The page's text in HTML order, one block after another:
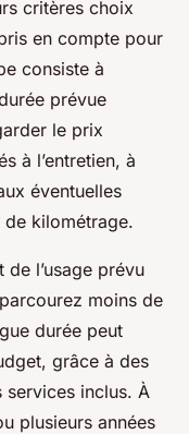
critères choix
en compte pour
consiste à
prévue
le prix
à l’entretien, à
éventuelles
de kilométrage.
de l’usage prévu
moins de
durée peut
grâce à des
services inclus. À
plusieurs années